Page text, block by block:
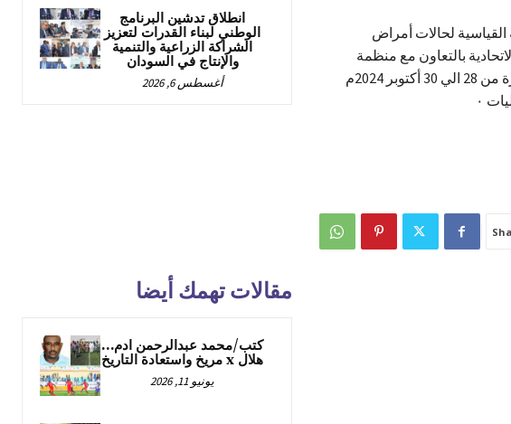
انطلاق تدشين البرنامج
الوطني لبناء القدرات لتعزيز
الشراكة الزراعية والتنمية
والإنتاج في السودان
أغسطس 6, 2026
لحالات أمراض
بالتعاون مع منظمة
الصحة العالمية بدعم من الاتحاد الأوربي بقاعة التوكيلات خلال الفترة من 28 الي 30 أكتوبر 2024م
٠
مقالات تهمك أيضا
كتب/محمد عبدالرحمن ادم…
هلال x مريخ واستعادة التاريخ
يونيو 11, 2026